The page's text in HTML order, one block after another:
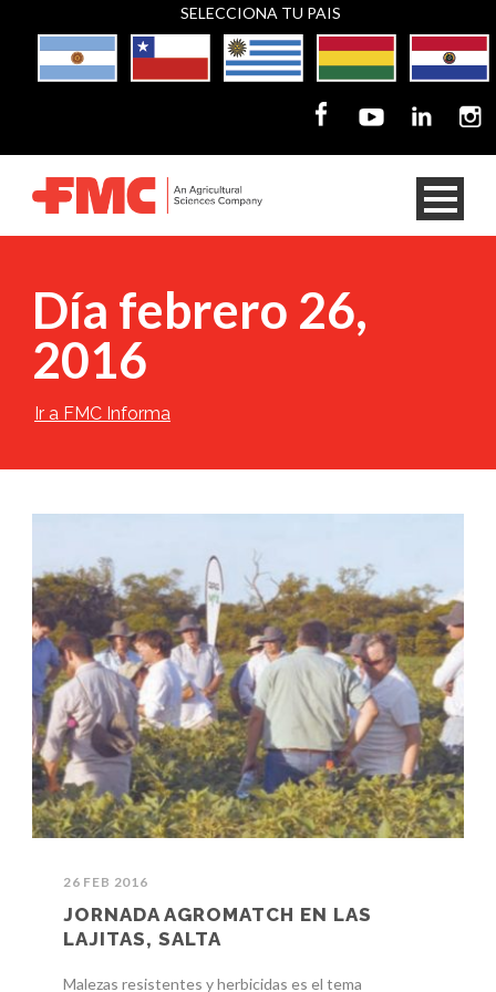
SELECCIONA TU PAIS
Día febrero 26,
2016
Ir a FMC Informa
26 FEB 2016
JORNADA AGROMATCH EN LAS
LAJITAS, SALTA
Malezas resistentes y herbicidas es el tema